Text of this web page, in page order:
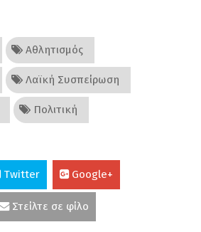
Αθλητισμός
Λαϊκή Συσπείρωση
Πολιτική
Twitter Google+
Στείλτε σε φίλο